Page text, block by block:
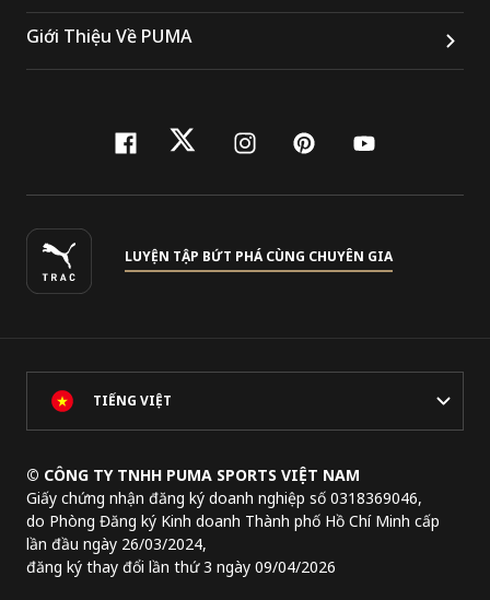
Giới Thiệu Về PUMA
facebook
twitterinstagram
pinterest
youtube
LUYỆN TẬP BỨT PHÁ CÙNG CHUYÊN GIA
TIẾNG VIỆT
© CÔNG TY TNHH PUMA SPORTS VIỆT NAM
Giấy chứng nhận đăng ký doanh nghiệp số 0318369046,
do Phòng Đăng ký Kinh doanh Thành phố Hồ Chí Minh cấp
lần đầu ngày 26/03/2024,
đăng ký thay đổi lần thứ 3 ngày 09/04/2026